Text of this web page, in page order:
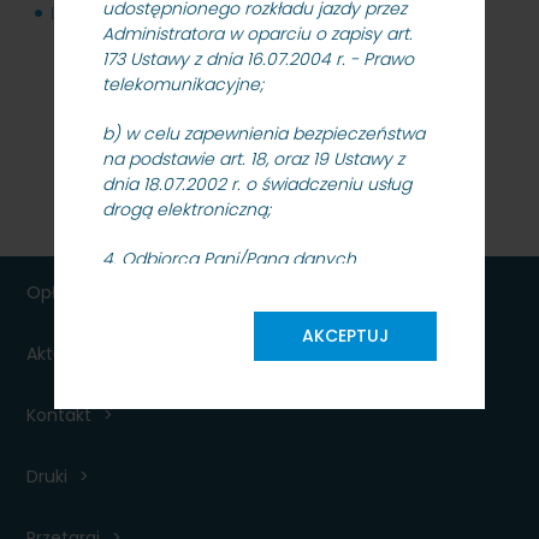
udostępnionego rozkładu jazdy przez
Administratora w oparciu o zapisy art.
173 Ustawy z dnia 16.07.2004 r. - Prawo
telekomunikacyjne;
b) w celu zapewnienia bezpieczeństwa
na podstawie art. 18, oraz 19 Ustawy z
dnia 18.07.2002 r. o świadczeniu usług
drogą elektroniczną;
4. Odbiorcą Pani/Pana danych
współpracujące z PKP SKM oraz
upoważnione organy kontrolne, na
podstawie i w granicach określonych
AKCEPTUJ
Dokumentacja przetargowa151 MB
Opłaty
Aktualności dla podróżnych
Kontakt
Druki